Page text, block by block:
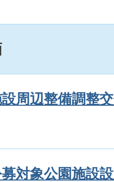
周辺整備調整
対象公園施設